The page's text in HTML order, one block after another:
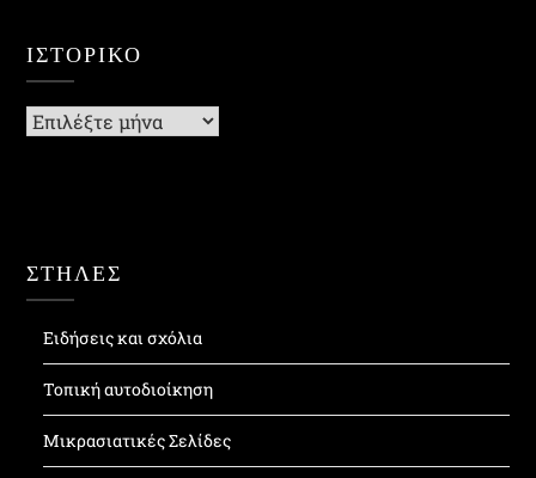
ΙΣΤΟΡΙΚΌ
Ιστορικό
ΣΤΗΛΕΣ
Ειδήσεις και σχόλια
Τοπική αυτοδιοίκηση
Μικρασιατικές Σελίδες